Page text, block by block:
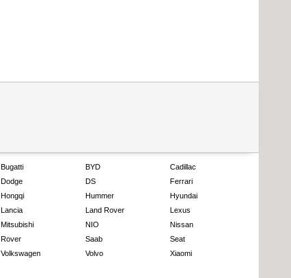
Bugatti BYD
Cadillac
Dodge DS
Ferrari
Hongqi Hummer
Hyundai
Lancia Land Rover
Lexus
Mitsubishi NIO
Nissan
Rover Saab
Seat
Volkswagen Volvo
Xiaomi